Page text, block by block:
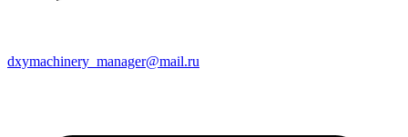
dxymachinery_manager@mail.ru